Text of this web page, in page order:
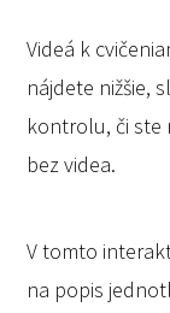
Videá k
nájdete nižšie,
kontrolu, či ste
bez videa.
V tomto
na popis